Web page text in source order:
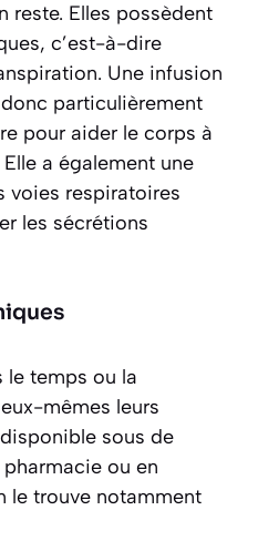
reste. Elles possèdent
c’est-à-dire
Une infusion
particulièrement
pour aider le corps à
a également une
voies respiratoires
les sécrétions
le temps ou la
mêmes leurs
sous de
ou en
le trouve notamment